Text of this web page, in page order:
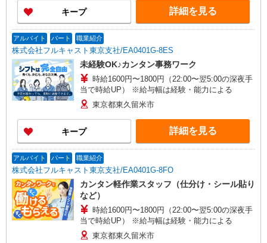
キープ 詳細を見る
アルバイト パート 職業紹介
株式会社フルキャスト東京支社/EA0401G-8ES
未経験OK♪カンタン事務ワーク
時給1600円〜1800円（22:00〜翌5:00の深夜手
当で時給UP） ※給与幅は経験・能力による
東京都東久留米市
キープ 詳細を見る
アルバイト パート 職業紹介
株式会社フルキャスト東京支社/EA0401G-8FO
カンタン軽作業スタッフ（仕分け・シール貼り
など）
時給1600円〜1800円（22:00〜翌5:00の深夜手
当で時給UP） ※給与幅は経験・能力による
東京都東久留米市